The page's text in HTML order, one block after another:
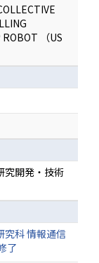
（US
究開発・技術
究科 情報通信
了